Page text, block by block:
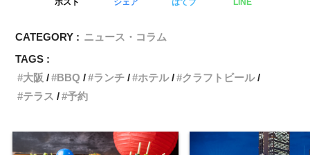
ポスト シェア はてブ LINE
CATEGORY : ニュース・コラム
TAGS :
大阪
BBQ ランチ ホテル
クラフトビール
テラス
予約